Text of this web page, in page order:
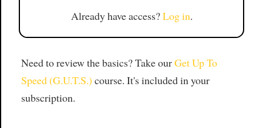
Already have access?Log in.
Need to review the basics? Take ourGet Up To
Speed (G.U.T.S.) course. It's included in your
subscription.